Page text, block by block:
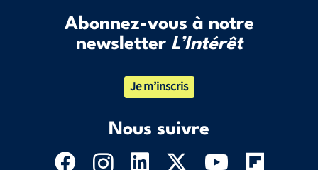
Abonnez-vous à notre
newsletter L’Intérêt
Je m’inscris
Nous suivre